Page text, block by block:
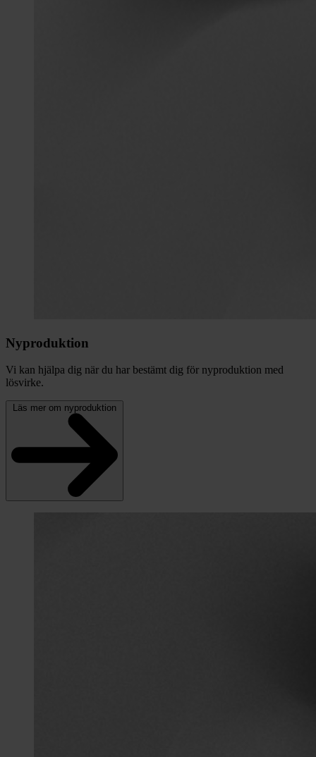
Nyproduktion
Vi kan hjälpa dig när du har bestämt dig för nyproduktion med
lösvirke.
Läs mer om nyproduktion